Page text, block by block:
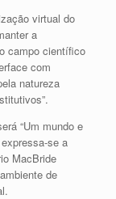
virtual do
a
campo científico
com
natureza
“Um mundo e
se a
MacBride
de